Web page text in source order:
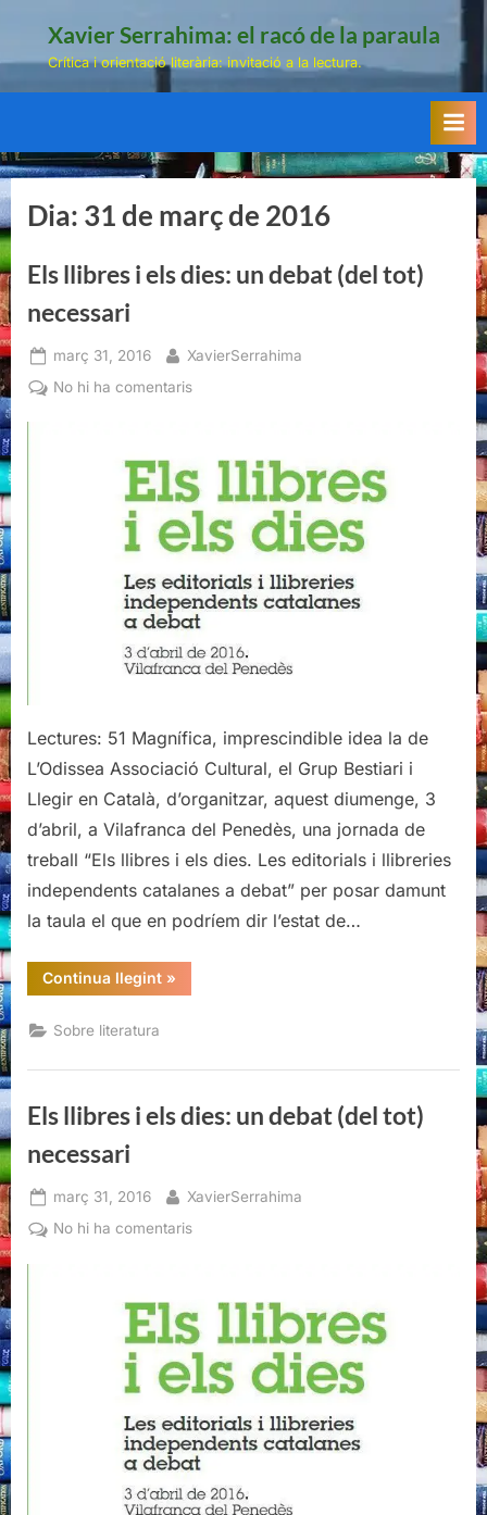
Xavier Serrahima: el racó de la paraula
Crítica i orientació literària: invitació a la lectura.
Dia: 31 de març de 2016
Els llibres i els dies: un debat (del tot)
necessari
Posted
on
març 31, 2016 By
XavierSerrahima
No hi ha comentarisa
els
dies:
un
(del
tot)
Lectures: 51 Magnífica, imprescindible idea la de
L’Odissea Associació Cultural, el Grup Bestiari i
Llegir en Català, d’organitzar, aquest diumenge, 3
d’abril, a Vilafranca del Penedès, una jornada de
treball “Els llibres i els dies. Les editorials i llibreries
independents catalanes a debat” per posar damunt
la taula el que en podríem dir l’estat de…
Continua llegint“Els
llibres
debat
necessari”
»
Sobre literatura
Els llibres i els dies: un debat (del tot)
necessari
Posted
on
març 31, 2016 By
XavierSerrahima
No hi ha comentarisa
els
dies:
un
(del
tot)